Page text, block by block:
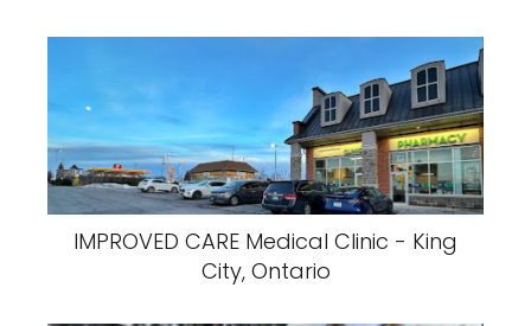
IMPROVED CARE Medical Clinic - King
City, Ontario